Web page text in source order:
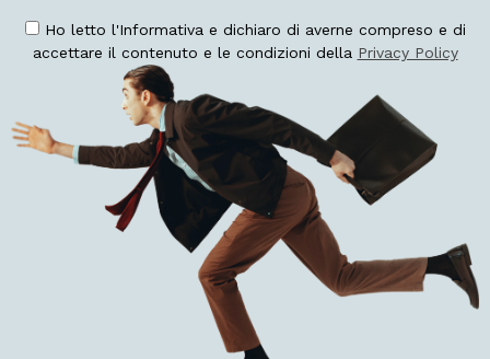
Ho letto l'Informativa e dichiaro di averne compreso e di
accettare il contenuto e le condizioni della Privacy Policy